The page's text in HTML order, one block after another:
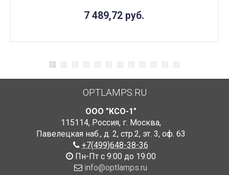
7 489,72 руб.
OPTLAMPS.RU
ООО "КСО-1"
115114, Россия, г. Москва,
Павелецкая наб., д. 2, стр.2, эт. 3, оф. 63
+7(499)648-38-36
Пн-Пт с 9:00 до 19:00
info@optlamps.ru